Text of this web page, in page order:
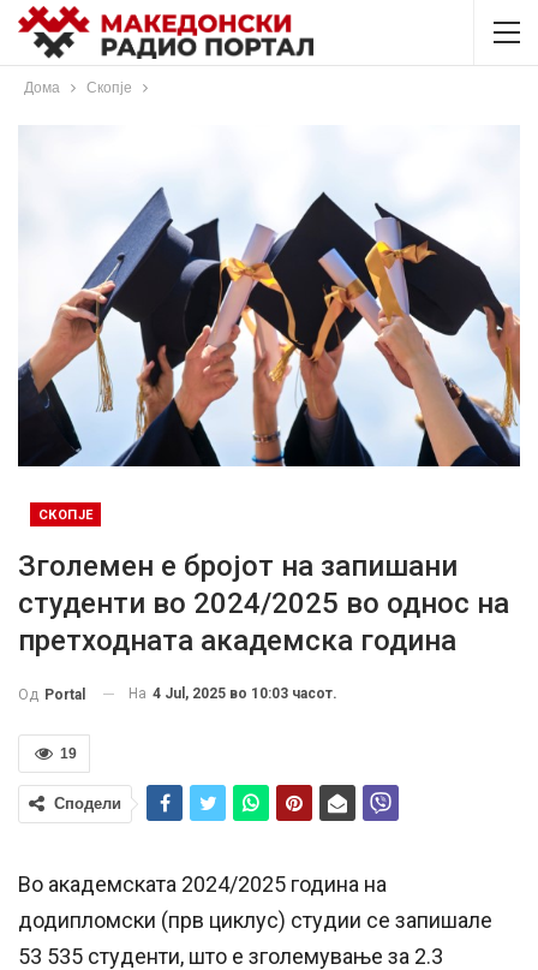
Дома Скопје
СКОПЈЕ
Зголемен е бројот на запишани
студенти во 2024/2025 во однос на
претходната академска година
Од Portal На 4 Jul, 2025 во 10:03 часот.
19
Сподели
Во академската 2024/2025 година на
додипломски (прв циклус) студии се запишале
53 535 студенти, што е зголемување за 2.3